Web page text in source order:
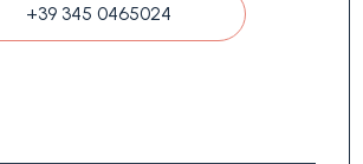
+39 345 0465024